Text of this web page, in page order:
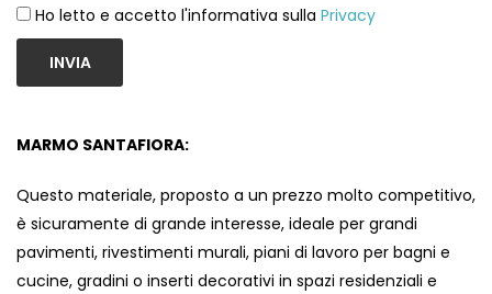
Ho letto e accetto l'informativa sulla Privacy
INVIA
MARMO SANTAFIORA:
Questo materiale, proposto a un prezzo molto competitivo,
è sicuramente di grande interesse, ideale per grandi
pavimenti, rivestimenti murali, piani di lavoro per bagni e
cucine, gradini o inserti decorativi in ​​spazi residenziali e